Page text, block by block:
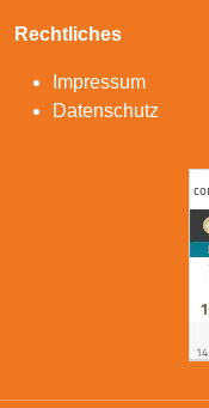
Rechtliches
Impressum
Datenschutz